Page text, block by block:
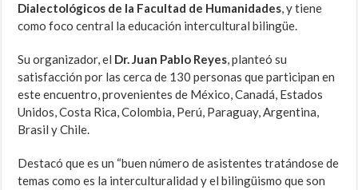
Dialectológicos de la Facultad de Humanidades, y tiene
como foco central la educación intercultural bilingüe.
Su organizador, el Dr. Juan Pablo Reyes, planteó su
satisfacción por las cerca de 130 personas que participan en
este encuentro, provenientes de México, Canadá, Estados
Unidos, Costa Rica, Colombia, Perú, Paraguay, Argentina,
Brasil y Chile.
Destacó que es un “buen número de asistentes tratándose de
temas como es la interculturalidad y el bilingüismo que son